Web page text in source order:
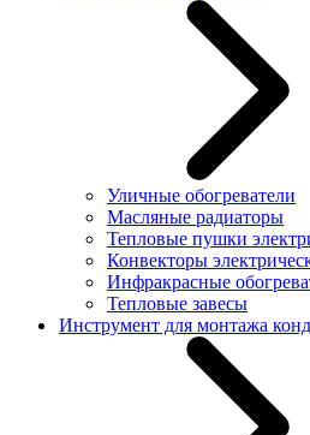
Уличные обогреватели
Масляные радиаторы
Тепловые пушки
Конвекторы
Инфракрасные
Тепловые завесы
Инструмент для монтажа